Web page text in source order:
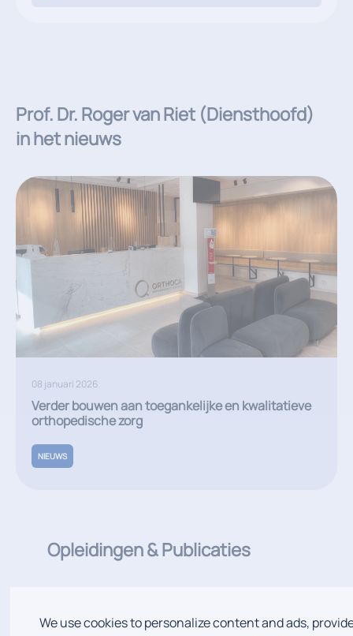
Prof. Dr. Roger van Riet (Diensthoofd)
in het nieuws
08 januari 2026
Verder bouwen aan toegankelijke en kwalitatieve
orthopedische zorg
NIEUWS
Opleidingen & Publicaties
ALGEMENE OPLEIDING
We use cookies to personalize content and ads,